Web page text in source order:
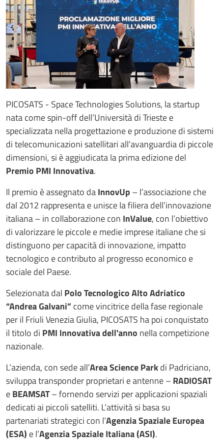
PICOSATS - Space Technologies Solutions, la startup
nata come spin-off dell’Università di Trieste e
specializzata nella progettazione e produzione di sistemi
di telecomunicazioni satellitari all'avanguardia di piccole
dimensioni, si è aggiudicata la prima edizione del
Premio PMI Innovativa.
Il premio è assegnato daInnovUp – l’associazione che
dal 2012 rappresenta e unisce la filiera dell’innovazione
italiana – in collaborazione con InValue, con l’obiettivo
di valorizzare le piccole e medie imprese italiane che si
distinguono per capacità di innovazione, impatto
tecnologico e contributo al progresso economico e
sociale del Paese.
Selezionata dal Polo Tecnologico Alto Adriatico
“Andrea Galvani”come vincitrice della fase regionale
per il Friuli Venezia Giulia, PICOSATS ha poi conquistato
il titolo di PMI Innovativa dell'anno nella competizione
nazionale.
L’azienda, con sede all’Area Science Parkdi Padriciano,
sviluppa transponder proprietari e antenne –RADIOSAT
eBEAMSAT– fornendo servizi per applicazioni spaziali
dedicati ai piccoli satelliti. L’attività si basa su
partenariati strategici con l’Agenzia Spaziale Europea
(ESA) e l’Agenzia Spaziale Italiana (ASI).